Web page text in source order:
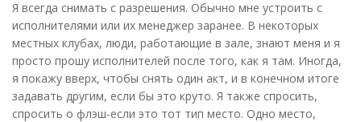
Я всегда снимать с разрешения. Обычно мне устроить с
исполнителями или их менеджер заранее. В некоторых
местных клубах, люди, работающие в зале, знают меня и я
просто прошу исполнителей после того, как я там. Иногда,
я покажу вверх, чтобы снять один акт, и в конечном итоге
задавать другим, если бы это круто. Я также спросить,
спросить о флэш-если это тот тип место. Одно место,